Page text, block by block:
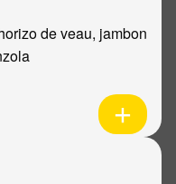
de veau, jambon